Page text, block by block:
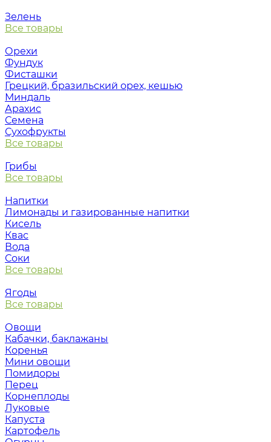
Зелень
Все товары
Орехи
Фундук
Фисташки
Грецкий, бразильский орех, кешью
Миндаль
Арахис
Семена
Сухофрукты
Все товары
Грибы
Все товары
Напитки
Лимонады и газированные напитки
Кисель
Квас
Вода
Соки
Все товары
Ягоды
Все товары
Овощи
Кабачки, баклажаны
Коренья
Мини овощи
Помидоры
Перец
Корнеплоды
Луковые
Капуста
Картофель